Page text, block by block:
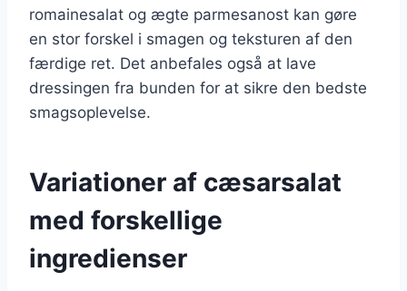
romainesalat og ægte parmesanost kan gøre
en stor forskel i smagen og teksturen af den
færdige ret. Det anbefales også at lave
dressingen fra bunden for at sikre den bedste
smagsoplevelse.
Variationer af cæsarsalat
med forskellige
ingredienser